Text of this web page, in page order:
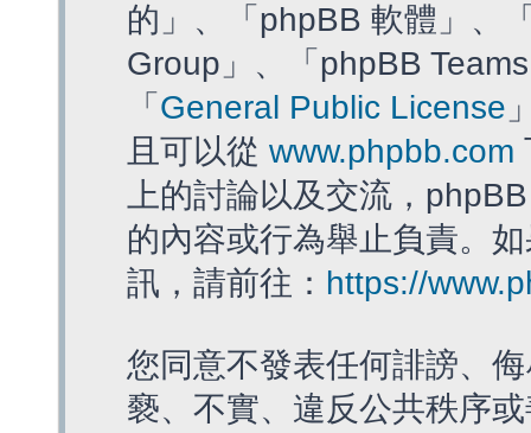
的」、「phpBB 軟體」、
Group」、「phpBB
「 General Public License
且可以從 www.phpbb.com
上的討論以及交流，
的內容或行為舉止負責。
訊，請前往： https://
您同意不發表任何誹謗、
褻、不實、違反公共秩序